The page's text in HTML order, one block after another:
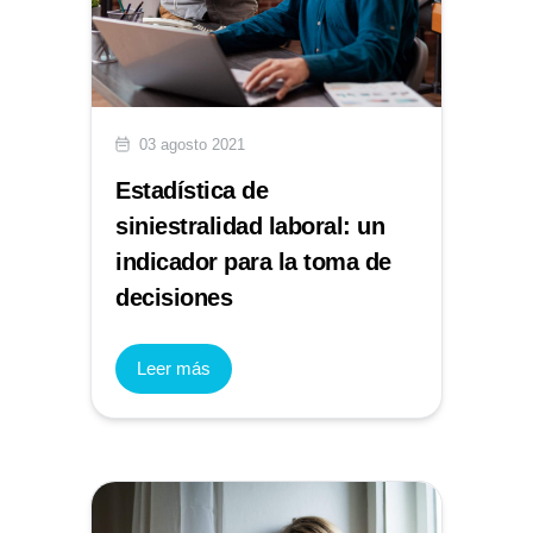
03 agosto 2021
Estadística de
siniestralidad laboral: un
indicador para la toma de
decisiones
Leer más